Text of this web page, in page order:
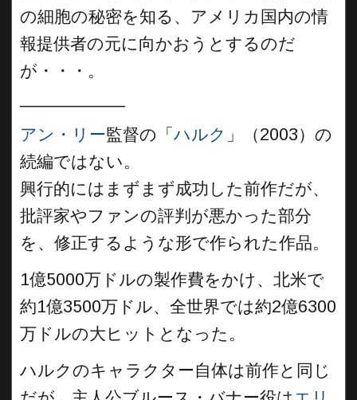
の細胞の秘密を知る、アメリカ国内の情
報提供者の元に向かおうとするのだ
が・・・。
アン・リー監督の「 ハルク 」（2003）の
続編ではない。
興行的にはまずまず成功した前作だが、
批評家やファンの評判が悪かった部分
を、修正するような形で作られた作品。
1億5000万ドルの製作費をかけ、北米で
約1億3500万ドル、全世界では約2億6300
万ドルの大ヒットとなった。
ハルクのキャラクター自体は前作と同じ